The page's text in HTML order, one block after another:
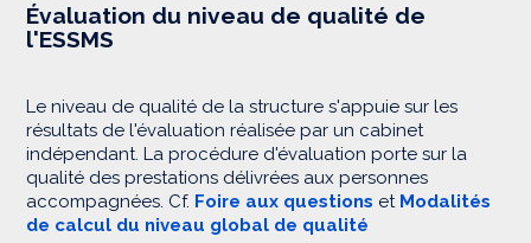
Évaluation du niveau de qualité de
l'ESSMS
Le niveau de qualité de la structure s'appuie sur les
résultats de l'évaluation réalisée par un cabinet
indépendant. La procédure d'évaluation porte sur la
qualité des prestations délivrées aux personnes
accompagnées. Cf. Foire aux questions et Modalités
de calcul du niveau global de qualité